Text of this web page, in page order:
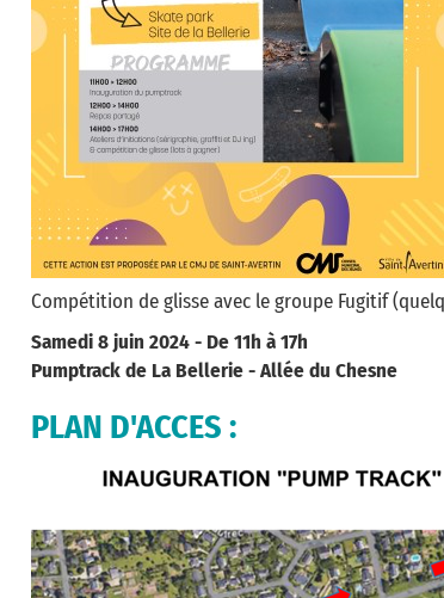
Compétition de glisse avec le groupe Fugitif
Samedi 8 juin 2024 - De 11h à 17h
Pumptrack de La Bellerie - Allée du Chesne
PLAN D'ACCES :